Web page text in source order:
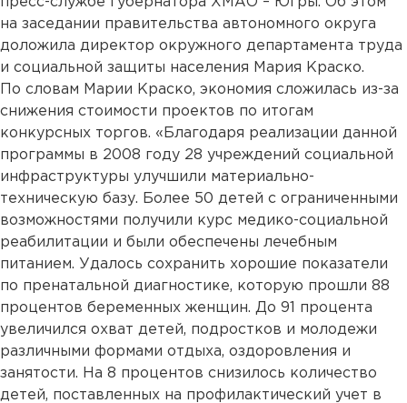
на заседании правительства автономного округа
доложила директор окружного департамента труда
и социальной защиты населения Мария Краско.
По словам Марии Краско, экономия сложилась из-за
снижения стоимости проектов по итогам
конкурсных торгов. «Благодаря реализации данной
программы в 2008 году 28 учреждений социальной
инфраструктуры улучшили материально-
техническую базу. Более 50 детей с ограниченными
возможностями получили курс медико-социальной
реабилитации и были обеспечены лечебным
питанием. Удалось сохранить хорошие показатели
по пренатальной диагностике, которую прошли 88
процентов беременных женщин. До 91 процента
увеличился охват детей, подростков и молодежи
различными формами отдыха, оздоровления и
занятости. На 8 процентов снизилось количество
детей, поставленных на профилактический учет в